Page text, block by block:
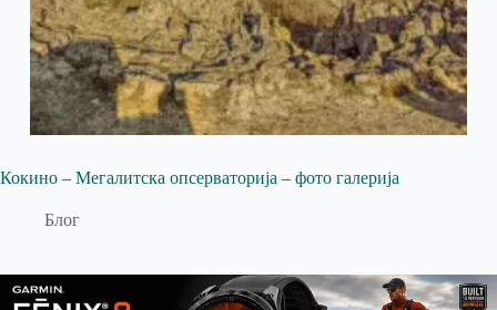
Кокино – Мегалитска опсерваторија – фото галерија
Блог